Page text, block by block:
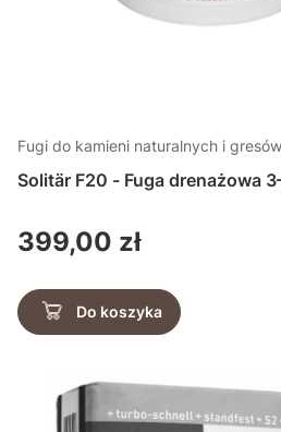
Fugi do kamieni naturalnych i gresów
Solitär F20 - Fuga drenażowa
Cena
399,00 zł
Do koszyka